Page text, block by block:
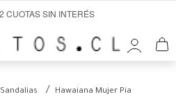
CUOTAS SIN INTERÉS
Sandalias
Hawaiana Mujer Pia